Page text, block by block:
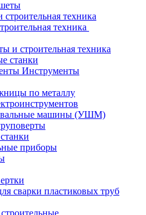
техника
и строительная техника
станки
Инструменты
по металлу
машины (УШМ)
приборы
сварки пластиковых труб